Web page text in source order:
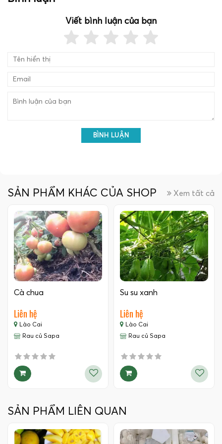
Viết bình luận của bạn
BÌNH LUẬN
SẢN PHẨM KHÁC CỦA SHOP Xem tất cả
Cà chua
Liên hệ
Lào Cai
Rau củ Sapa
Su su xanh
Liên hệ
Lào Cai
Rau củ Sapa
SẢN PHẨM LIÊN QUAN